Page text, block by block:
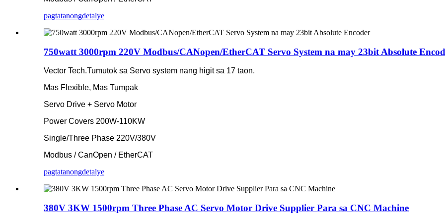
pagtatanongdetalye
750watt 3000rpm 220V Modbus/CANopen/EtherCAT Servo System na may 23bit Absolute
Vector Tech.Tumutok sa Servo system nang higit sa 17 taon.
Mas Flexible, Mas Tumpak
Servo Drive + Servo Motor
Power Covers 200W-110KW
Single/Three Phase 220V/380V
Modbus / CanOpen / EtherCAT
pagtatanongdetalye
380V 3KW 1500rpm Three Phase AC Servo Motor Drive Supplier Para sa CNC Machine